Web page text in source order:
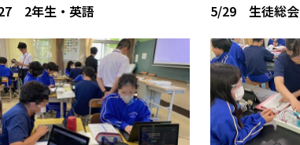
2年生・英語 5/29 生徒総会